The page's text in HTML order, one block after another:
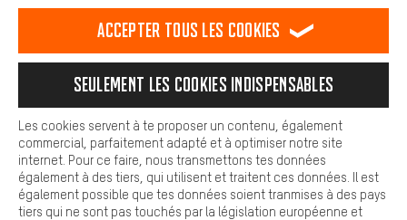
ASSOS Manchettes Spring Fall
Arm Warmers P1
Nous pouvons ainsi mettre à ta disposition d'autres contenus et
informations utiles. De plus, tu as la possibilité d'utiliser des
facilement les bons produits. Par exemple, nous proposons une
facilement aux questions.
Cookies de base
Les cookies de base garantissent que tu puisses utiliser les
fonctions de notre site web.
Accepter tous les cookies
Seulement les cookies indispensables
Les cookies servent à te proposer un contenu, également
commercial, parfaitement adapté et à optimiser notre site
internet. Pour ce faire, nous transmettons tes données
également à des tiers, qui utilisent et traitent ces données. Il est
également possible que tes données soient tranmises à des pays
tiers qui ne sont pas touchés par la législation européenne et